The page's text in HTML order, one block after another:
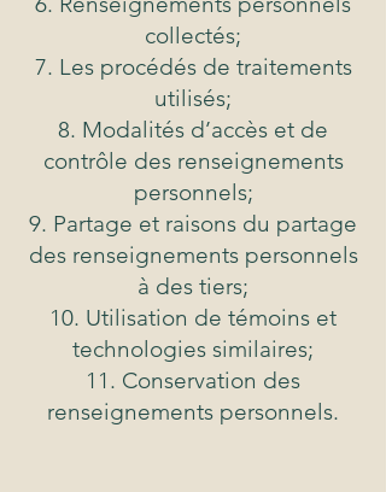
collectés;
Les procédés de traitements
utilisés;
Modalités d’accès et de
contrôle des renseignements
personnels;
Partage et raisons du partage
des renseignements personnels
à des tiers;
Utilisation de témoins et
technologies similaires;
Conservation des
renseignements personnels.